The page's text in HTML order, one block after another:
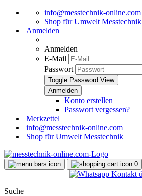
info@messtechnik-online.com
Shop für Umwelt Messtechnik
Anmelden
Anmelden
E-Mail
Passwort
Toggle Password View
Konto erstellen
Passwort vergessen?
Merkzettel
info@messtechnik-online.com
Shop für Umwelt Messtechnik
0
Suche